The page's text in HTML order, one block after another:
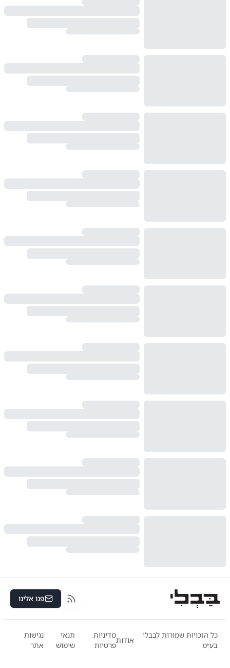
RSS פנו אלינו
כל הזכויות שמורות לבבלי
בע״מ
אודות
מדיניות
פרטיות
תנאי
שימוש
נגישות
אתר